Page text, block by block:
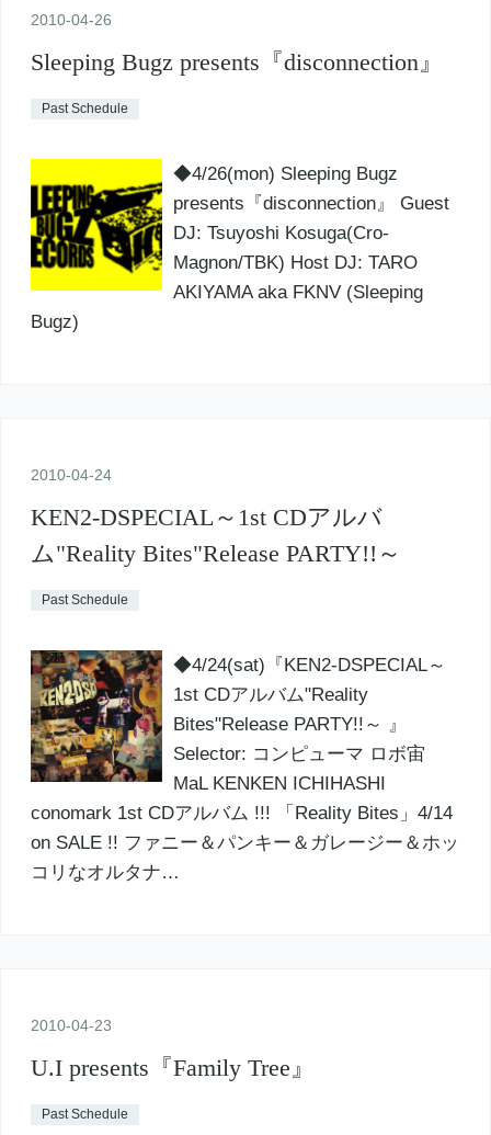
2010-04-26
Sleeping Bugz presents『disconnection』
Past Schedule
◆4/26(mon) Sleeping Bugz
presents『disconnection』 Guest
DJ: Tsuyoshi Kosuga(Cro-
Magnon/TBK) Host DJ: TARO
AKIYAMA aka FKNV (Sleeping
Bugz)
2010-04-24
KEN2-DSPECIAL～1st CDアルバ
ム"Reality Bites"Release PARTY!!～
Past Schedule
◆4/24(sat)『KEN2-DSPECIAL～
1st CDアルバム"Reality
Bites"Release PARTY!!～ 』
Selector: コンピューマ ロボ宙
MaL KENKEN ICHIHASHI
conomark 1st CDアルバム !!! 「Reality Bites」4/14
on SALE !! ファニー＆パンキー＆ガレージー＆ホッ
コリなオルタナ…
2010-04-23
U.I presents『Family Tree』
Past Schedule